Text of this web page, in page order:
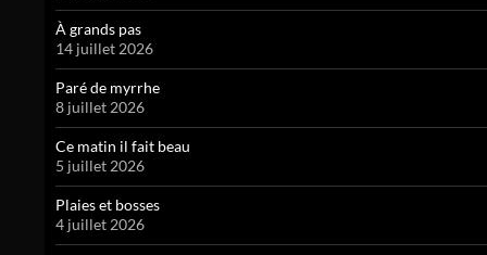
À grands pas
14 juillet 2026
Paré de myrrhe
8 juillet 2026
Ce matin il fait beau
5 juillet 2026
Plaies et bosses
4 juillet 2026